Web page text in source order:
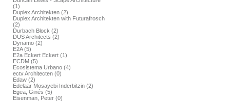
(1)
Duplex Architekten (2)
Duplex Architekten with Futurafrosch
(2)
Durbach Block (2)
DUS Architects (2)
Dynamo (2)
E2A (5)
E2a Eckert Eckert (1)
ECDM (5)
Ecosistema Urbano (4)
ectv Architecten (0)
Edaw (2)
Edelaar Mosayebi Inderbitzin (2)
Egea, Ginés (5)
Eisenman, Peter (0)